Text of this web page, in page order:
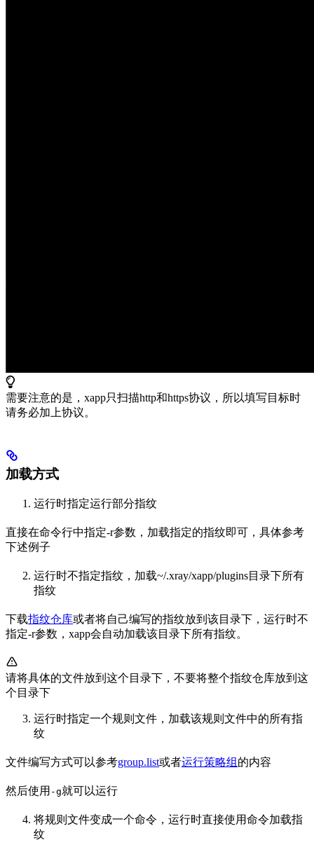
需要注意的是，xapp只扫描http和https协议，所以填写目标时
请务必加上协议。
加载方式
运行时指定运行部分指纹
直接在命令行中指定-r参数，加载指定的指纹即可，具体参考
下述例子
运行时不指定指纹，加载~/.xray/xapp/plugins目录下所有
指纹
下载指纹仓库或者将自己编写的指纹放到该目录下，运行时不
指定-r参数，xapp会自动加载该目录下所有指纹。
请将具体的文件放到这个目录下，不要将整个指纹仓库放到这
个目录下
运行时指定一个规则文件，加载该规则文件中的所有指
纹
文件编写方式可以参考group.list或者运行策略组 的内容
然后使用 -g就可以运行
将规则文件变成一个命令，运行时直接使用命令加载指
纹